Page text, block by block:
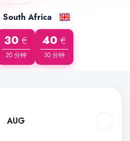
South Africa
30 €
20 分钟
40 €
30 分钟
AUG